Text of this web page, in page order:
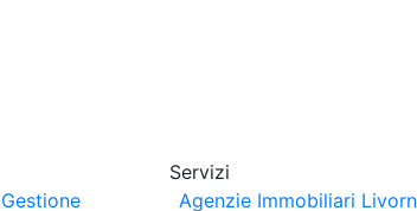
Gestione
Servizi
Agenzie Immobiliari